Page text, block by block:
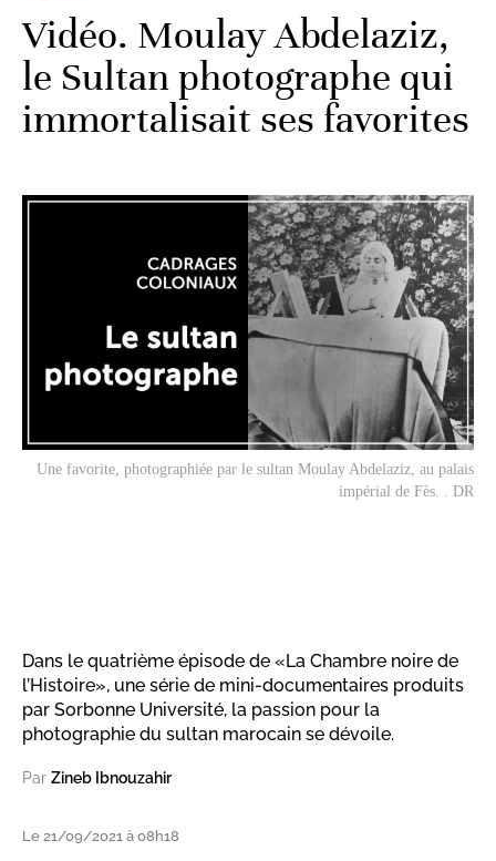
Vidéo. Moulay Abdelaziz,
le Sultan photographe qui
immortalisait ses favorites
Une favorite, photographiée par le sultan Moulay Abdelaziz, au palais
impérial de Fès. . DR
Dans le quatrième épisode de «La Chambre noire de
l’Histoire», une série de mini-documentaires produits
par Sorbonne Université, la passion pour la
photographie du sultan marocain se dévoile.
Par Zineb Ibnouzahir
Le 21/09/2021 à 08h18